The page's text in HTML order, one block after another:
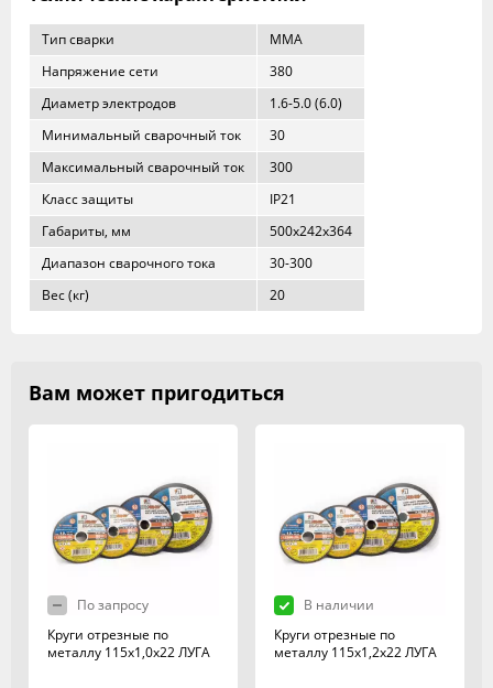
Тип сварки
MMA
Напряжение сети
380
Диаметр электродов
1.6-5.0 (6.0)
Минимальный сварочный ток
30
Максимальный сварочный ток
300
Класс защиты
IP21
Габариты, мм
500x242x364
Диапазон сварочного тока
30-300
Вес (кг)
20
Вам может пригодиться
По запросу
Круги отрезные по
металлу 115х1,0х22 ЛУГА
В наличии
Круги отрезные по
металлу 115х1,2х22 ЛУГА